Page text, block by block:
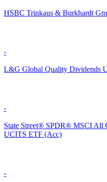
HSBC Trinkaus & Burkhardt
-
L&G Global Quality Dividends
-
State Street® SPDR® MSCI All
UCITS ETF (Acc)
-